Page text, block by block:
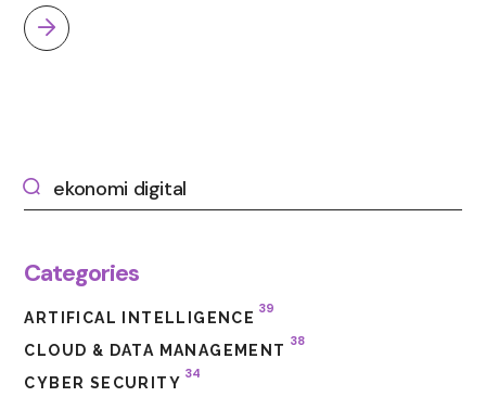
Categories
ARTIFICAL INTELLIGENCE
39
CLOUD & DATA MANAGEMENT
38
CYBER SECURITY
34